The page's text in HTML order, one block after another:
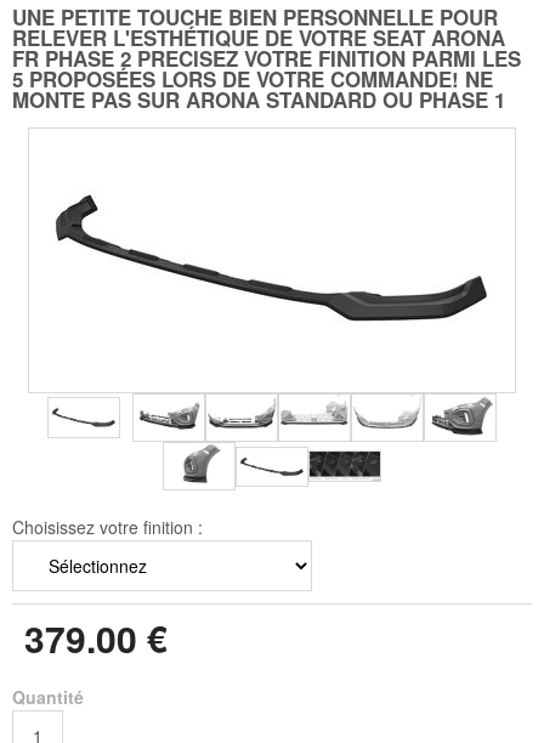
UNE PETITE TOUCHE BIEN PERSONNELLE POUR
RELEVER L'ESTHÉTIQUE DE VOTRE SEAT ARONA
FR PHASE 2 PRECISEZ VOTRE FINITION PARMI LES
5 PROPOSÉES LORS DE VOTRE COMMANDE! NE
MONTE PAS SUR ARONA STANDARD OU PHASE 1
Choisissez votre finition :
379.00 €
Quantité